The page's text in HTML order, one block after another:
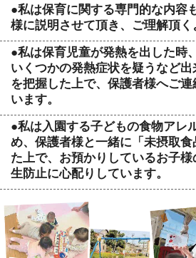
●私は保育に関する専門的な内容
様に説明させて頂き、ご理解頂く
●私は保育児童が発熱を出した時
いくつかの発熱症状を疑うなど
を把握した上で、保護者様へご
います。
●私は入園する子どもの食物アレ
め、保護者様と一緒に「未摂取
た上で、お預かりしているお子
生防止に心配りしています。